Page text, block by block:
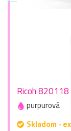
Ricoh
purpurová
Skladom -